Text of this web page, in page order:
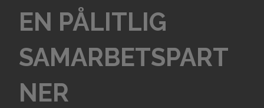
EN PÅLITLIG
SAMARBETSPART
NER